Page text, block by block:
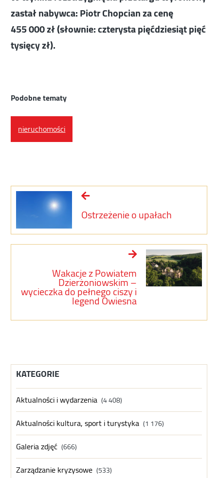
zastał nabywca: Piotr Chopcian za cenę
455 000 zł (słownie: czterysta pięćdziesiąt pięć
tysięcy zł).
Podobne tematy
nieruchomości
Ostrzeżenie o upałach
Wakacje z Powiatem
Dzierżoniowskim –
wycieczka do pełnego ciszy i
legend Owiesna
KATEGORIE
Aktualności i wydarzenia (4 408)
Aktualności kultura, sport i turystyka (1 176)
Galeria zdjęć (666)
Zarządzanie kryzysowe (533)